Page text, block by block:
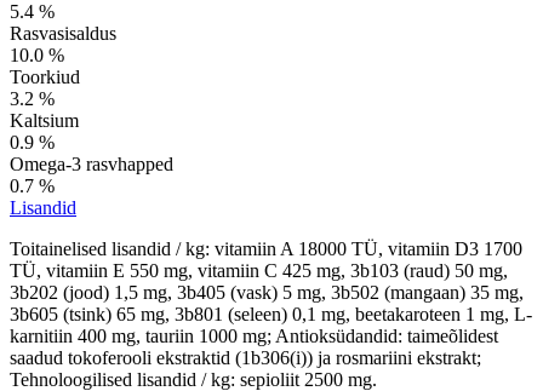
5.4 %
Rasvasisaldus
10.0 %
Toorkiud
3.2 %
Kaltsium
0.9 %
Omega-3 rasvhapped
0.7 %
Lisandid
Toitainelised lisandid / kg: vitamiin A 18000 TÜ, vitamiin D3 1700
TÜ, vitamiin E 550 mg, vitamiin C 425 mg, 3b103 (raud) 50 mg,
3b202 (jood) 1,5 mg, 3b405 (vask) 5 mg, 3b502 (mangaan) 35 mg,
3b605 (tsink) 65 mg, 3b801 (seleen) 0,1 mg, beetakaroteen 1 mg, L-
karnitiin 400 mg, tauriin 1000 mg; Antioksüdandid: taimeõlidest
saadud tokoferooli ekstraktid (1b306(i)) ja rosmariini ekstrakt;
Tehnoloogilised lisandid / kg: sepioliit 2500 mg.